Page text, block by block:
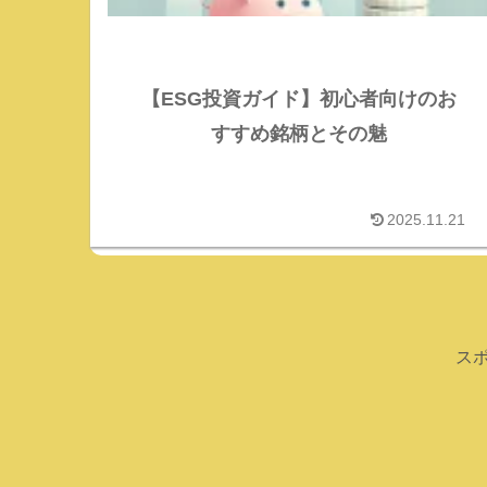
【ESG投資ガイド】初心者向けのお
すすめ銘柄とその魅
2025.11.21
ス